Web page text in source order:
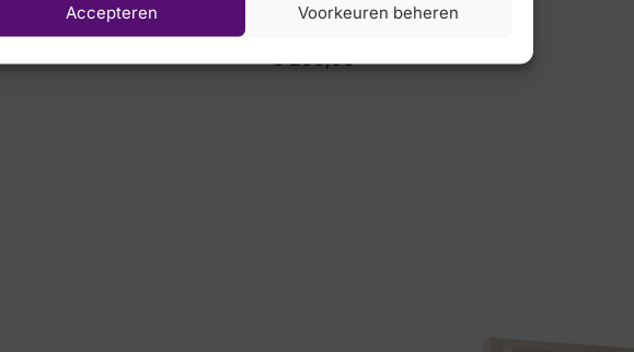
Accepteren Voorkeuren beheren
Xsensible
€259,95